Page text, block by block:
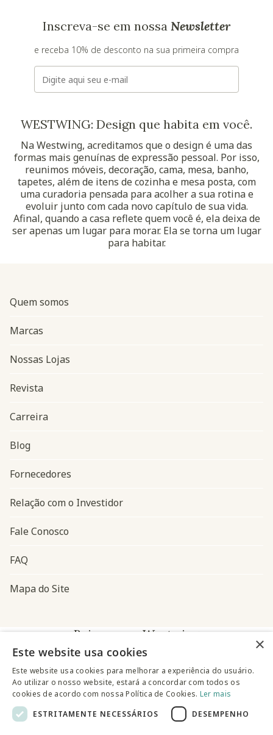
Inscreva-se em nossa Newsletter
e receba 10% de desconto na sua primeira compra
E-mail
WESTWING: Design que habita em você.
Na Westwing, acreditamos que o design é uma das
formas mais genuínas de expressão pessoal. Por isso,
reunimos móveis, decoração, cama, mesa, banho,
tapetes, além de itens de cozinha e mesa posta, com
uma curadoria pensada para acolher a sua rotina e
evoluir junto com cada novo capítulo de sua vida.
Afinal, quando a casa reflete quem você é, ela deixa de
ser apenas um lugar para morar. Ela se torna um lugar
para habitar.
Navegação do rodapé
Quem somos
Marcas
Nossas Lojas
Revista
Carreira
Blog
Fornecedores
Relação com o Investidor
Fale Conosco
FAQ
Mapa do Site
Baixe o app Westwing
×
Este website usa cookies
Este website usa cookies para melhorar a experiência do usuário.
Ao utilizar o nosso website, estará a concordar com todos os
cookies de acordo com nossa Política de Cookies. Ler mais
ESTRITAMENTE NECESSÁRIOS
DESEMPENHO